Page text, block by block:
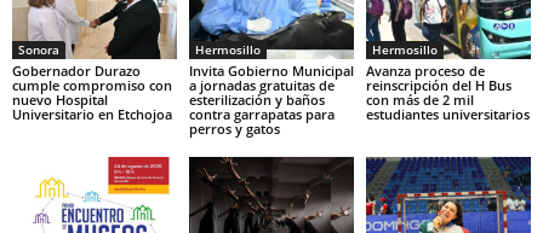
Sonora
Gobernador Durazo
cumple compromiso con
nuevo Hospital
Universitario en Etchojoa
Hermosillo
Invita Gobierno Municipal
a jornadas gratuitas de
esterilización y baños
contra garrapatas para
perros y gatos
Hermosillo
Avanza proceso de
reinscripción del H Bus
con más de 2 mil
estudiantes universitarios